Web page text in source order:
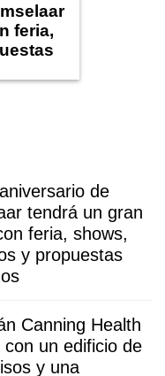
feria,
de
tendrá un gran
feria, shows,
y propuestas
Canning Health
con un edificio de
y una